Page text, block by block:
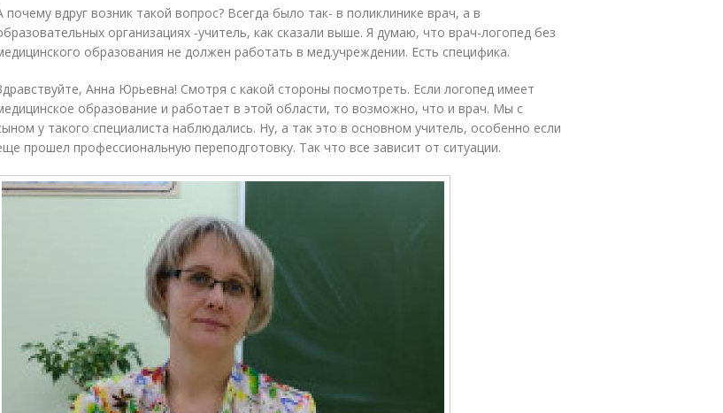
почему вдруг возник такой вопрос? Всегда было так- в поликлинике врач, а в
организациях -учитель, как сказали выше. Я думаю, что врач-логопед без
образования не должен работать в мед.учреждении. Есть специфика.
Анна Юрьевна! Смотря с какой стороны посмотреть. Если логопед имеет
образование и работает в этой области, то возможно, что и врач. Мы с
у такого специалиста наблюдались. Ну, а так это в основном учитель, особенно если
прошел профессиональную переподготовку. Так что все зависит от ситуации.